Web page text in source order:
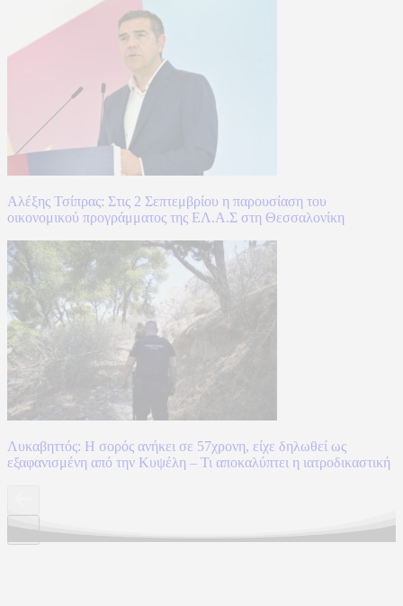
Αλέξης Τσίπρας: Στις 2 Σεπτεμβρίου η παρουσίαση του
οικονομικού προγράμματος της ΕΛ.Α.Σ στη Θεσσαλονίκη
Λυκαβηττός: Η σορός ανήκει σε 57χρονη, είχε δηλωθεί ως
εξαφανισμένη από την Κυψέλη – Τι αποκαλύπτει η ιατροδικαστική